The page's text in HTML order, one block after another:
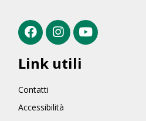
Link utili
Contatti
Accessibilità